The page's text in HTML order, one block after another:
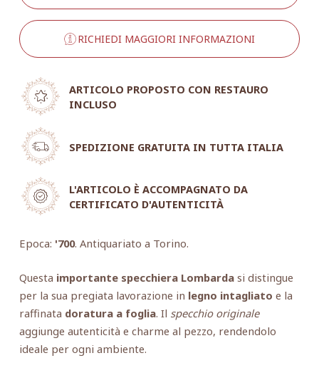
RICHIEDI MAGGIORI INFORMAZIONI
ARTICOLO PROPOSTO CON RESTAURO
INCLUSO
SPEDIZIONE GRATUITA IN TUTTA ITALIA
L'ARTICOLO È ACCOMPAGNATO DA
CERTIFICATO D'AUTENTICITÀ
Epoca: '700. Antiquariato a Torino.
Questa importante specchiera Lombardasi distingue
per la sua pregiata lavorazione in legno intagliato e la
raffinata doratura a foglia. Il specchio originale
aggiunge autenticità e charme al pezzo, rendendolo
ideale per ogni ambiente.